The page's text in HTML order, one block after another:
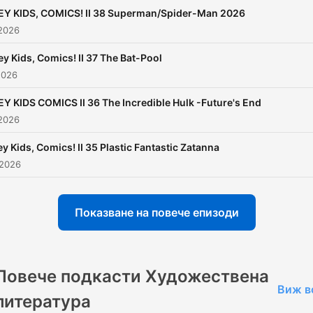
KIDS, COMICS! II 38 Superman/Spider-Man 2026
Kids, Comics! II 37 The Bat-Pool
KIDS COMICS II 36 The Incredible Hulk -Future's End
Kids, Comics! II 35 Plastic Fantastic Zatanna
Показване на повече епизоди
подкасти Художествена
Виж